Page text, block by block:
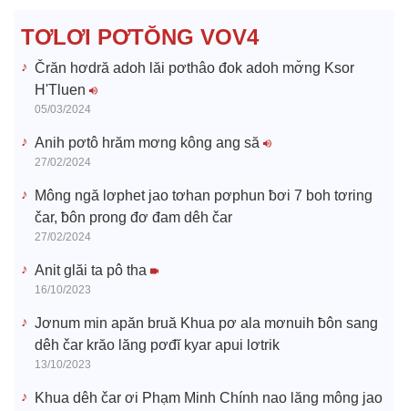
e
TƠLƠI PƠTŎNG VOV4
Črăn hơdră adoh lăi pơthâo đok adoh mơ̆ng Ksor
H'Tluen
05/03/2024
Anih pơtô hrăm mơng kông ang să
27/02/2024
Mông ngă lơphet jao tơhan pơphun ƀơi 7 boh tơring
čar, ƀôn prong đơ đam dêh čar
27/02/2024
Anit glăi ta pô tha
16/10/2023
Jơnum min apăn bruă Khua pơ ala mơnuih ƀôn sang
dêh čar krăo lăng pơđĭ kyar apui lơtrik
13/10/2023
Khua dêh čar ơi Phạm Minh Chính nao lăng mông jao